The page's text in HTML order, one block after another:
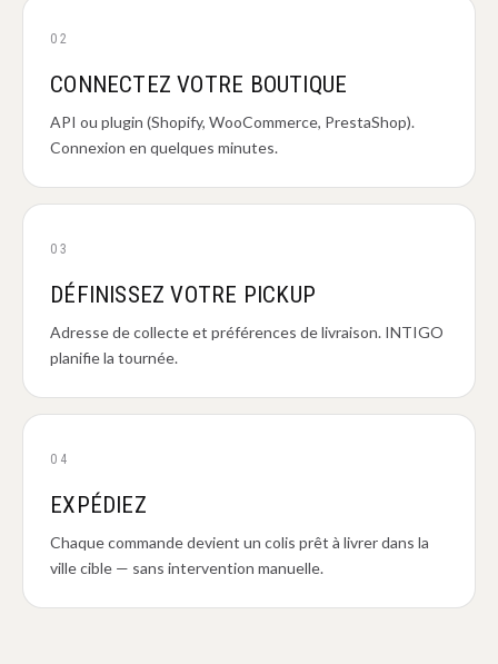
02
CONNECTEZ VOTRE BOUTIQUE
API ou plugin (Shopify, WooCommerce, PrestaShop).
Connexion en quelques minutes.
03
DÉFINISSEZ VOTRE PICKUP
Adresse de collecte et préférences de livraison. INTIGO
planifie la tournée.
04
EXPÉDIEZ
Chaque commande devient un colis prêt à livrer dans la
ville cible — sans intervention manuelle.